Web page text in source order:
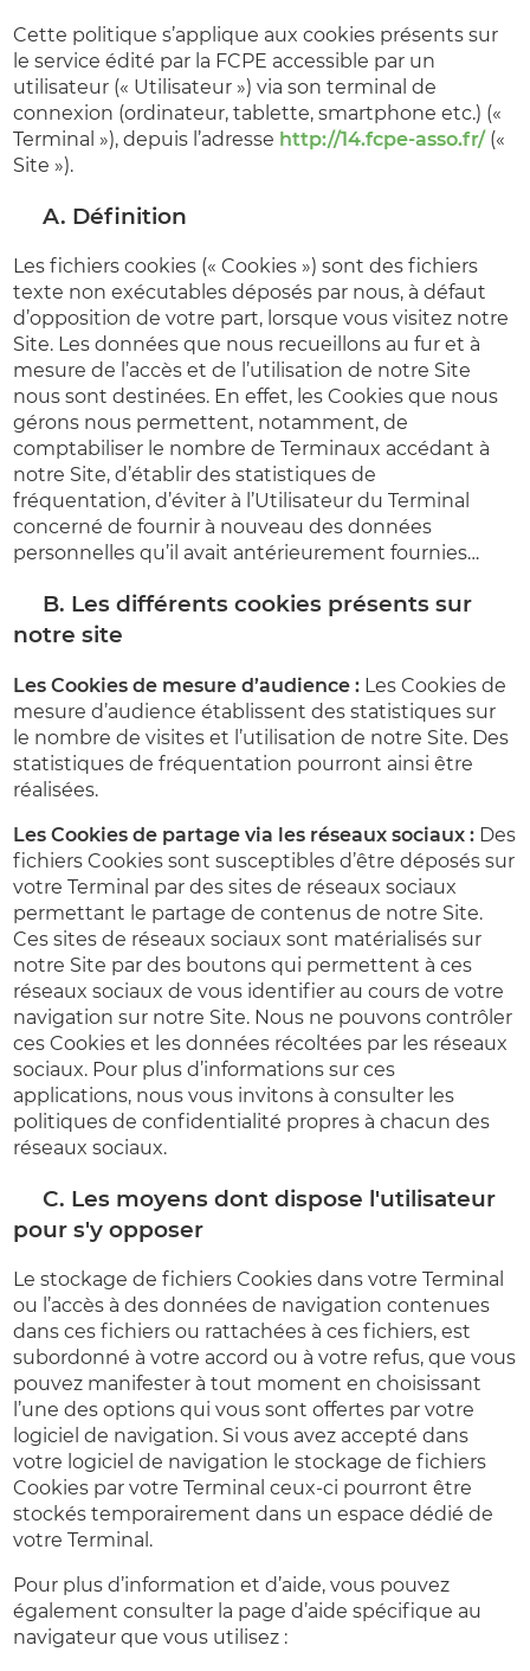
Cette politique s’applique aux cookies présents sur
le service édité par la FCPE accessible par un
utilisateur (« Utilisateur ») via son terminal de
connexion (ordinateur, tablette, smartphone etc.) («
Terminal »), depuis l’adresse http://14.fcpe-asso.fr/(«
Site »).
A. Définition
Les fichiers cookies (« Cookies ») sont des fichiers
texte non exécutables déposés par nous, à défaut
d’opposition de votre part, lorsque vous visitez notre
Site. Les données que nous recueillons au fur et à
mesure de l’accès et de l’utilisation de notre Site
nous sont destinées. En effet, les Cookies que nous
gérons nous permettent, notamment, de
comptabiliser le nombre de Terminaux accédant à
notre Site, d’établir des statistiques de
fréquentation, d’éviter à l’Utilisateur du Terminal
concerné de fournir à nouveau des données
personnelles qu’il avait antérieurement fournies…
B. Les différents cookies présents sur
notre site
Les Cookies de mesure d’audience : Les Cookies de
mesure d’audience établissent des statistiques sur
le nombre de visites et l’utilisation de notre Site. Des
statistiques de fréquentation pourront ainsi être
réalisées.
Les Cookies de partage via les réseaux sociaux : Des
fichiers Cookies sont susceptibles d’être déposés sur
votre Terminal par des sites de réseaux sociaux
permettant le partage de contenus de notre Site.
Ces sites de réseaux sociaux sont matérialisés sur
notre Site par des boutons qui permettent à ces
réseaux sociaux de vous identifier au cours de votre
navigation sur notre Site. Nous ne pouvons contrôler
ces Cookies et les données récoltées par les réseaux
sociaux. Pour plus d’informations sur ces
applications, nous vous invitons à consulter les
politiques de confidentialité propres à chacun des
réseaux sociaux.
C. Les moyens dont dispose l'utilisateur
pour s'y opposer
Le stockage de fichiers Cookies dans votre Terminal
ou l’accès à des données de navigation contenues
dans ces fichiers ou rattachées à ces fichiers, est
subordonné à votre accord ou à votre refus, que vous
pouvez manifester à tout moment en choisissant
l’une des options qui vous sont offertes par votre
logiciel de navigation. Si vous avez accepté dans
votre logiciel de navigation le stockage de fichiers
Cookies par votre Terminal ceux-ci pourront être
stockés temporairement dans un espace dédié de
votre Terminal.
Pour plus d’information et d’aide, vous pouvez
également consulter la page d’aide spécifique au
navigateur que vous utilisez :